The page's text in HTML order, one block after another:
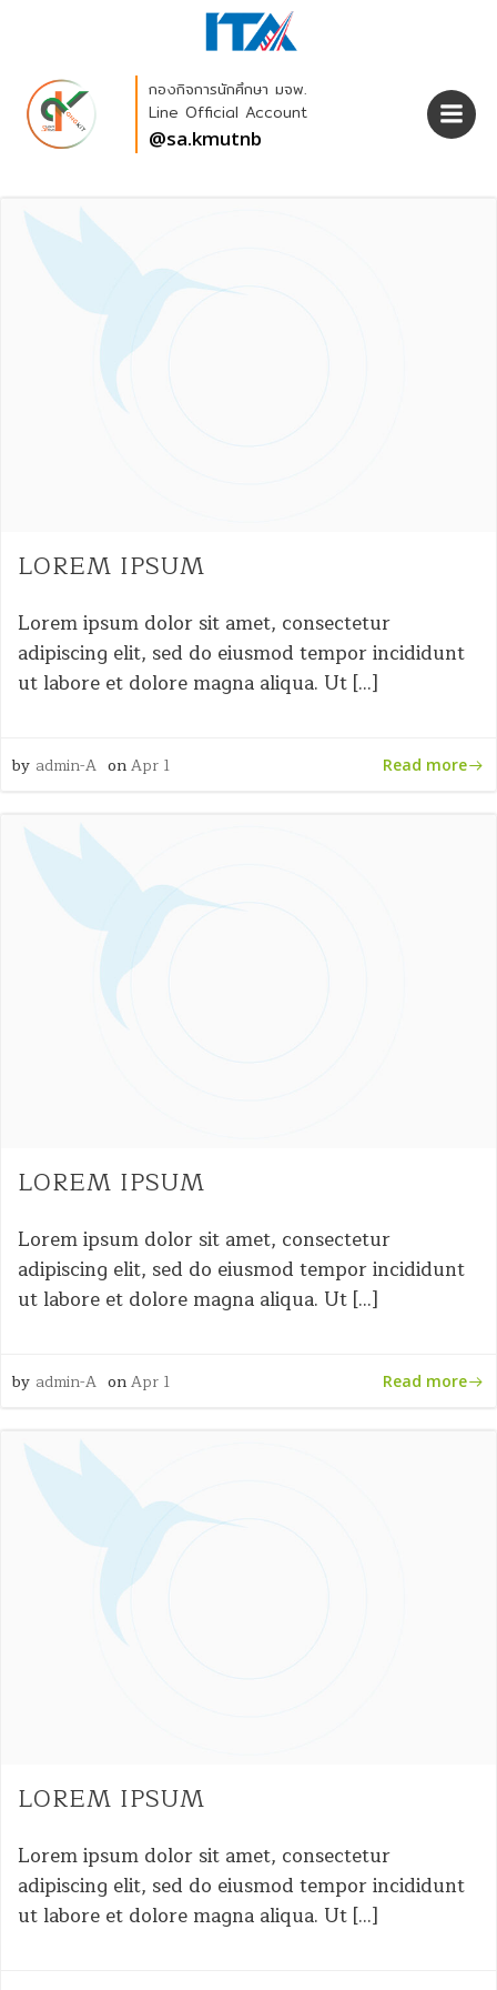
Skip
to
กองกิจการนักศึกษา มจพ.
Line Official Account
@sa.kmutnb
LOREM IPSUM
Lorem ipsum dolor sit amet, consectetur
adipiscing elit, sed do eiusmod tempor incididunt
ut labore et dolore magna aliqua. Ut […]
by admin-A onApr 1 Read more
LOREM IPSUM
Lorem ipsum dolor sit amet, consectetur
adipiscing elit, sed do eiusmod tempor incididunt
ut labore et dolore magna aliqua. Ut […]
by admin-A onApr 1 Read more
LOREM IPSUM
Lorem ipsum dolor sit amet, consectetur
adipiscing elit, sed do eiusmod tempor incididunt
ut labore et dolore magna aliqua. Ut […]